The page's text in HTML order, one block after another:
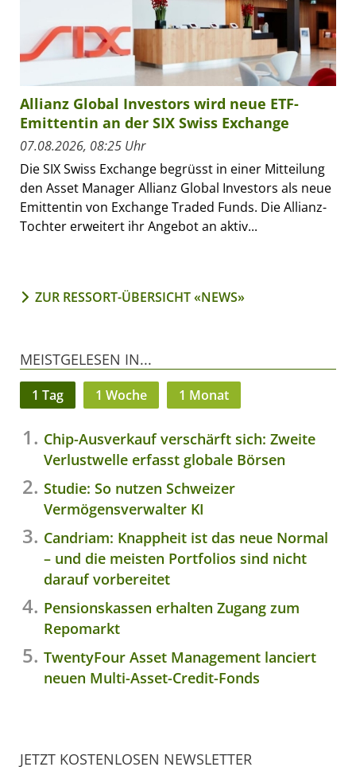
Allianz Global Investors wird neue ETF-
Emittentin an der SIX Swiss Exchange
07.08.2026, 08:25 Uhr
Die SIX Swiss Exchange begrüsst in einer Mitteilung
den Asset Manager Allianz Global Investors als neue
Emittentin von Exchange Traded Funds. Die Allianz-
Tochter erweitert ihr Angebot an aktiv...
ZUR RESSORT-ÜBERSICHT «NEWS»
MEISTGELESEN IN...
1 Tag 1 Woche 1 Monat
Chip-Ausverkauf verschärft sich: Zweite
Verlustwelle erfasst globale Börsen
Studie: So nutzen Schweizer
Vermögensverwalter KI
Candriam: Knappheit ist das neue Normal
– und die meisten Portfolios sind nicht
darauf vorbereitet
Pensionskassen erhalten Zugang zum
Repomarkt
TwentyFour Asset Management lanciert
neuen Multi-Asset-Credit-Fonds
JETZT KOSTENLOSEN NEWSLETTER